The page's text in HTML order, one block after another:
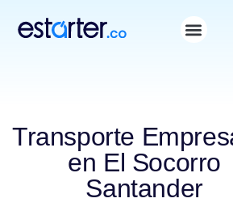
Transporte
en El Socorro
Santander